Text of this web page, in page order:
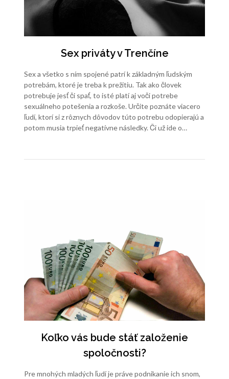
Sex priváty v Trenčíne
Sex a všetko s ním spojené patrí k základným ľudským
potrebám, ktoré je treba k prežitiu. Tak ako človek
potrebuje jesť či spať, to isté platí aj voči potrebe
sexuálneho potešenia a rozkoše. Určite poznáte viacero
ľudí, ktorí si z rôznych dôvodov túto potrebu odopierajú a
potom musia trpieť negatívne následky. Či už ide o…
Koľko vás bude stáť založenie
spoločnosti?
Pre mnohých mladých ľudí je práve podnikanie ich snom,